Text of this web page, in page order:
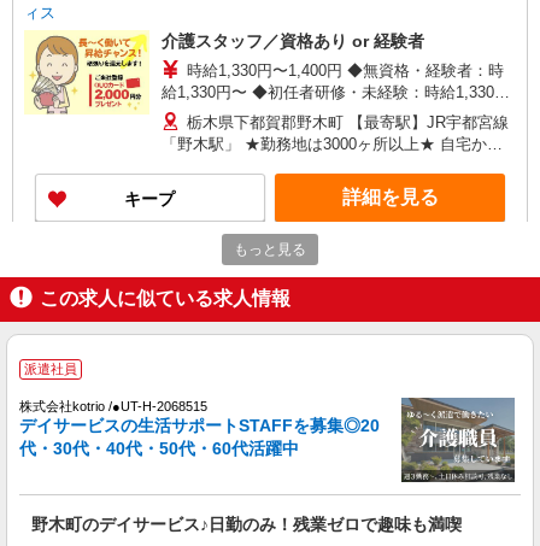
ィス
介護スタッフ／資格あり or 経験者
時給1,330円〜1,400円 ◆無資格・経験者：時
給1,330円〜 ◆初任者研修・未経験：時給1,330
円〜 ◆初任者研修・経験者：時給1,350円〜 ◆介
護福祉士：時給1,400円〜 ※経験者は3ヶ月以上 ※
給与幅は経験・能力による ★週払いOK（規定あ
り）
栃木県下都賀郡野木町 【最寄駅】JR宇都宮線
「野木駅」 ★勤務地は3000ヶ所以上★ 自宅から
下さい！！
キープ 詳細を見る
紹介予定派遣
日研トータルソーシング株式会社 メディカルケア事業部/宇都宮オフ
ィス
未経験・無資格OKの介護スタッフ
栃木県下都賀郡野木町 【最寄駅】JR宇都宮線
「野木駅」 ★勤務地は3000ヶ所以上★ 自宅から
通いやすいエリアなど、お好きな勤務地をお選び
詳細を見る
契約社員
もっと見る
この求人に似ている求人情報
派遣社員
株式会社kotrio /●UT-H-2068515
デイサービスの生活サポートSTAFFを募集◎20
代・30代・40代・50代・60代活躍中
野木町のデイサービス♪日勤のみ！残業ゼロで趣味も満喫